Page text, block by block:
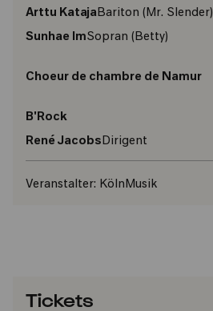
Arttu KatajaBariton (Mr. Slender)
Sunhae ImSopran (Betty)
Choeur de chambre de Namur
B'Rock
René JacobsDirigent
Veranstalter: KölnMusik
Tickets